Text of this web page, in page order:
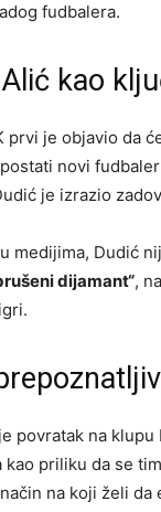
fudbalera.
kao
prvi je objavio da
novi
je izrazio
medijima, Dudić
dijamant“,
povratak na
kao priliku da se
na koji želi da